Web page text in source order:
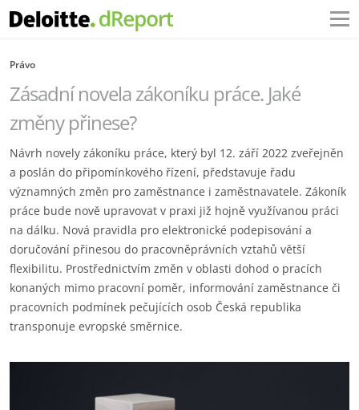
Právo
Zásadní novela zákoníku práce. Jaké
změny přinese?
Návrh novely zákoníku práce, který byl 12. září 2022 zveřejněn
a poslán do připomínkového řízení, představuje řadu
významných změn pro zaměstnance i zaměstnavatele. Zákoník
práce bude nově upravovat v praxi již hojně využívanou práci
na dálku. Nová pravidla pro elektronické podepisování a
doručování přinesou do pracovněprávních vztahů větší
flexibilitu. Prostřednictvím změn v oblasti dohod o pracích
konaných mimo pracovní poměr, informování zaměstnance či
pracovních podmínek pečujících osob Česká republika
transponuje evropské směrnice.